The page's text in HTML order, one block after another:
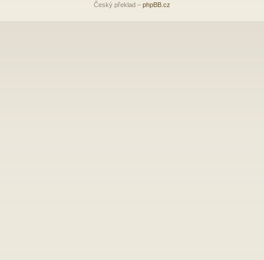
Český překlad – phpBB.cz